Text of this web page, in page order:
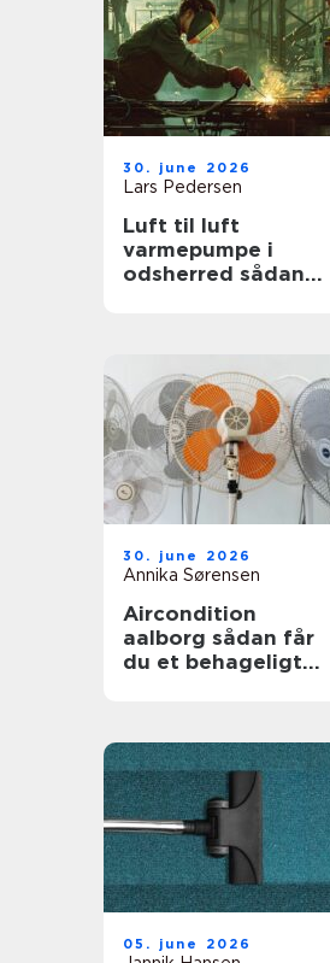
30. june 2026
Lars Pedersen
Luft til luft
varmepumpe i
odsherred sådan
30. june 2026
Annika Sørensen
Aircondition
aalborg sådan får
du et behageligt
05. june 2026